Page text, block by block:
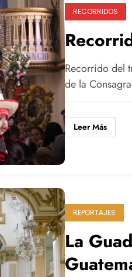
RECORRIDOS
Recorrido del
de la
Leer Más
REPORTAJES
La